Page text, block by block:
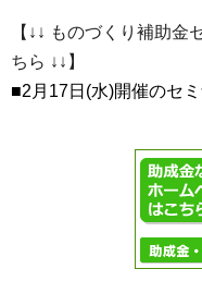
【↓↓ ものづくり補助金
ちら ↓↓】
■2月17日(水)開催のセ